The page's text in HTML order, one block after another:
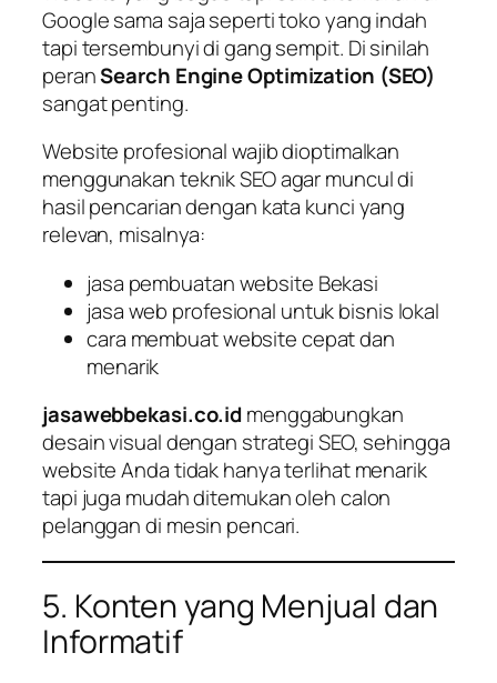
Google sama saja seperti toko yang indah
tapi tersembunyi di gang sempit. Di sinilah
peranSearch Engine Optimization (SEO)
sangat penting.
Website profesional wajib dioptimalkan
menggunakan teknik SEO agar muncul di
hasil pencarian dengan kata kunci yang
relevan, misalnya:
jasa pembuatan website Bekasi
jasa web profesional untuk bisnis lokal
cara membuat website cepat dan
menarik
jasawebbekasi.co.idmenggabungkan
desain visual dengan strategi SEO, sehingga
website Anda tidak hanya terlihat menarik
tapi juga mudah ditemukan oleh calon
pelanggan di mesin pencari.
5. Konten yang Menjual dan
Informatif